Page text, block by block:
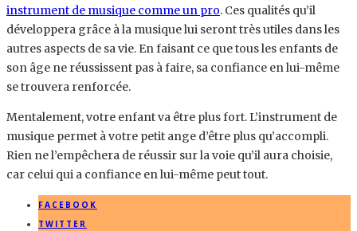
instrument de musique comme un pro. Ces qualités qu’il
développera grâce à la musique lui seront très utiles dans les
autres aspects de sa vie. En faisant ce que tous les enfants de
son âge ne réussissent pas à faire, sa confiance en lui-même
se trouvera renforcée.
Mentalement, votre enfant va être plus fort. L’instrument de
musique permet à votre petit ange d’être plus qu’accompli.
Rien ne l’empêchera de réussir sur la voie qu’il aura choisie,
car celui qui a confiance en lui-même peut tout.
FACEBOOK
TWITTER